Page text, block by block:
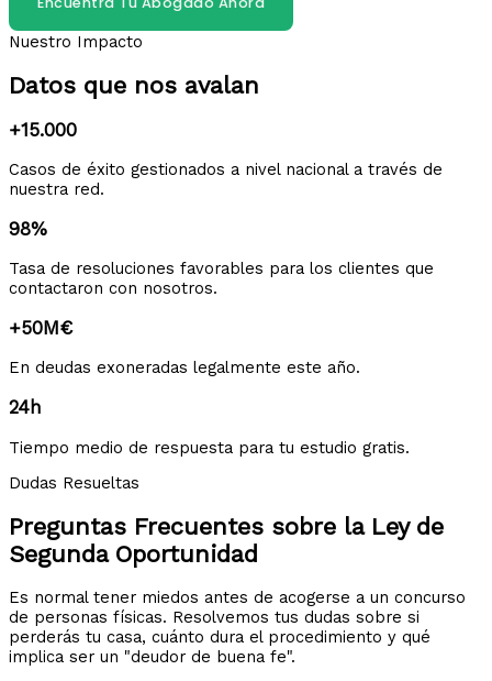
Nuestro Impacto
Datos que nos avalan
+15.000
Casos de éxito gestionados a nivel nacional a través de
nuestra red.
98%
Tasa de resoluciones favorables para los clientes que
contactaron con nosotros.
+50M€
En deudas exoneradas legalmente este año.
24h
Tiempo medio de respuesta para tu estudio gratis.
Dudas Resueltas
Preguntas Frecuentes sobre la Ley de
Segunda Oportunidad
Es normal tener miedos antes de acogerse a un concurso
de personas físicas. Resolvemos tus dudas sobre si
perderás tu casa, cuánto dura el procedimiento y qué
implica ser un "deudor de buena fe".